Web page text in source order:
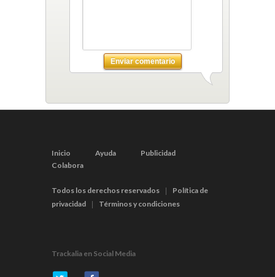
Enviar comentario
Inicio Ayuda
Publicidad
Colabora
Todos los derechos reservados
Política de
privacidad
Términos y condiciones
Trackalia en Social Media